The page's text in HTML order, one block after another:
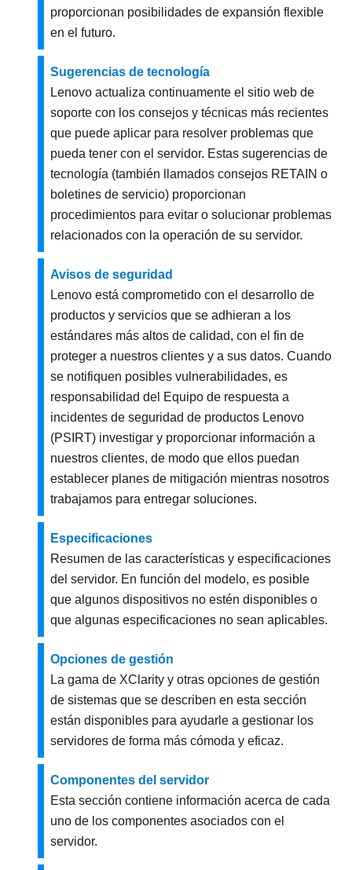
proporcionan posibilidades de expansión flexible
en el futuro.
Sugerencias de tecnología
Lenovo actualiza continuamente el sitio web de
soporte con los consejos y técnicas más recientes
que puede aplicar para resolver problemas que
pueda tener con el servidor. Estas sugerencias de
tecnología (también llamados consejos RETAIN o
boletines de servicio) proporcionan
procedimientos para evitar o solucionar problemas
relacionados con la operación de su servidor.
Avisos de seguridad
Lenovo está comprometido con el desarrollo de
productos y servicios que se adhieran a los
estándares más altos de calidad, con el fin de
proteger a nuestros clientes y a sus datos. Cuando
se notifiquen posibles vulnerabilidades, es
responsabilidad del Equipo de respuesta a
incidentes de seguridad de productos Lenovo
(PSIRT) investigar y proporcionar información a
nuestros clientes, de modo que ellos puedan
establecer planes de mitigación mientras nosotros
trabajamos para entregar soluciones.
Especificaciones
Resumen de las características y especificaciones
del servidor. En función del modelo, es posible
que algunos dispositivos no estén disponibles o
que algunas especificaciones no sean aplicables.
Opciones de gestión
La gama de XClarity y otras opciones de gestión
de sistemas que se describen en esta sección
están disponibles para ayudarle a gestionar los
servidores de forma más cómoda y eficaz.
Componentes del servidor
Esta sección contiene información acerca de cada
uno de los componentes asociados con el
servidor.